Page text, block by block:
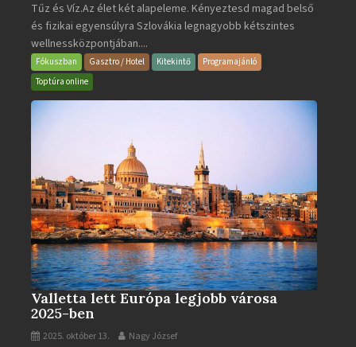
Poprad
·
Wellness
és
Gyógyfürdő
Tűz és Víz.Az élet két alapeleme. Kényeztesd magad belső
és fizikai egyensúlyra Szlovákia legnagyobb kétszintes
wellnessközpontjában....
Fókuszban Gasztro / Hotel Kitekintő
Programajánló
Toptúra online
Valletta lett Európa legjobb városa
2025-ben
2025. október 13. Nagy József